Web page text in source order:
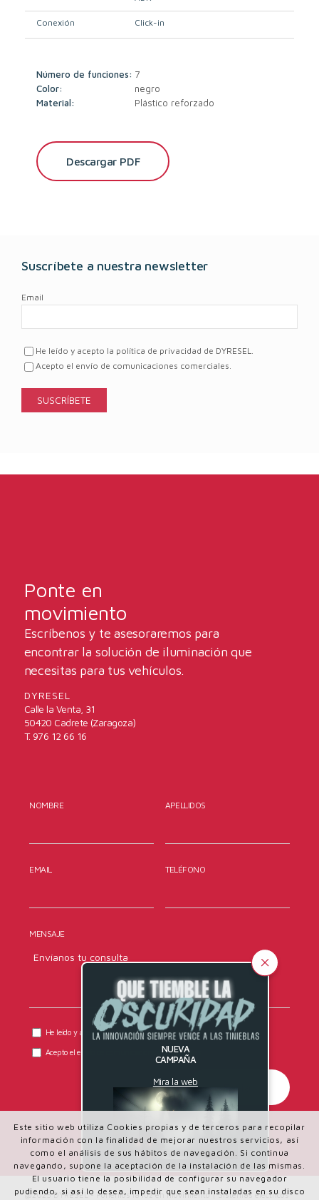
NUEVA
CAMPAÑA
Mira la web
Conexión Click-in
Número de funciones: 7
Color:
negro
Material:
Plástico reforzado
Descargar PDF
Suscríbete a nuestra newsletter
Email
He leído y acepto la política de privacidad de DYRESEL.
Acepto el envío de comunicaciones comerciales.
Ponte en
movimiento
Escríbenos y te asesoraremos para
encontrar la solución de iluminación que
necesitas para tus vehículos.
DYRESEL
Calle la Venta, 31
50420 Cadrete (Zaragoza)
T. 976 12 66 16
NOMBRE APELLIDOS
EMAIL TELÉFONO
MENSAJE
He leído y acepto lapolítica de privacidadde DYRESEL.
Acepto el envío de comunicaciones comerciales.
@2025 DYRESEL - Ponemos la luz en movimiento | Sistemas eléctricos
Este sitio web utiliza Cookies propias y de terceros para recopilar
información con la finalidad de mejorar nuestros servicios, así
como el análisis de sus hábitos de navegación. Si continua
navegando, supone la aceptación de la instalación de las mismas.
El usuario tiene la posibilidad de configurar su navegador
pudiendo, si así lo desea, impedir que sean instaladas en su disco